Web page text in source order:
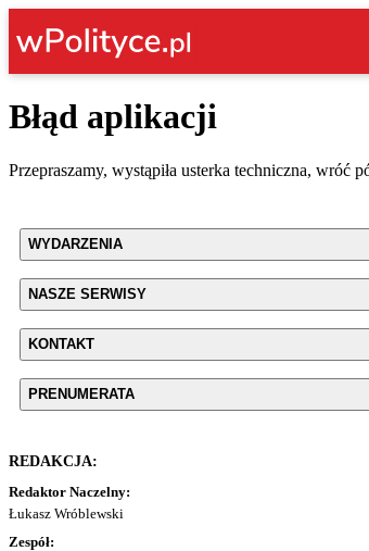
Błąd aplikacji
Przepraszamy, wystąpiła usterka techniczna, wróć
WYDARZENIA
NASZE SERWISY
KONTAKT
PRENUMERATA
REDAKCJA:
Redaktor Naczelny:
Łukasz Wróblewski
Zespół: